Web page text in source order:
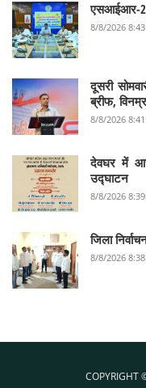
एसआईआर-
8/8/2026
दूसरी
ब्रीफ,
8/8/2026
देवघर में आज
उद्घाटन
8/8/2026
जिला
8/8/2026
COPYRIGHT